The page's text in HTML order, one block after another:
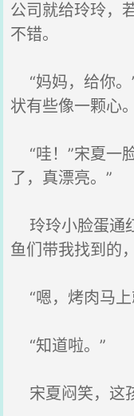
公司就给玲玲，
不错。
“妈妈，给你。
状有些像一颗心。
“哇！”宋夏一
了，真漂亮。”
玲玲小脸蛋通
鱼们带我找到的
“嗯，烤肉马上
“知道啦。”
宋夏闷笑，这